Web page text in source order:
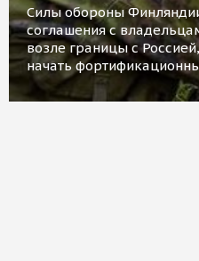
Силы обороны
соглашения с
возле границы с
начать